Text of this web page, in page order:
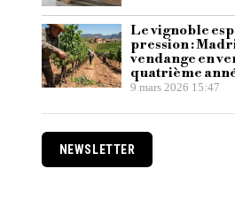
Le vignoble
pression :
vendange en
quatrième
9 mars 2026 15:47
NEWSLETTER